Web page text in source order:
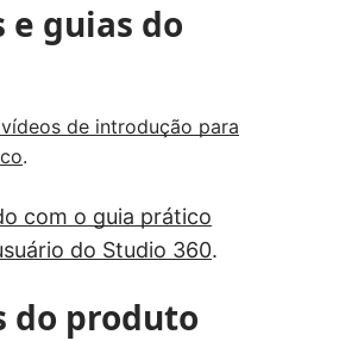
guias do
de introdução para
.
com o guia prático
do Studio 360.
do produto